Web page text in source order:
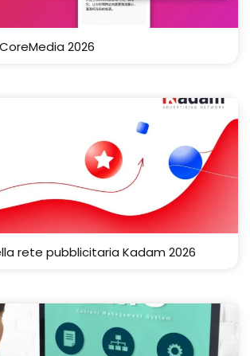
2026
rete pubblicitaria Kadam 2026